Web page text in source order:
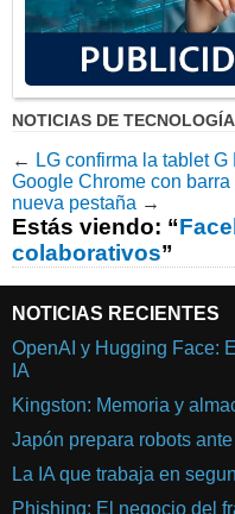
NOTICIAS DE
← LG confirma la tablet
Google Chrome con
nueva pestaña →
Estás viendo: “
colaborativos”
NOTICIAS RECIENTES
OpenAI y Hugging Face:
IA
Kingston: Memoria y
Japón prepara robots
La IA que trabaja en
Phishing: El negocio del